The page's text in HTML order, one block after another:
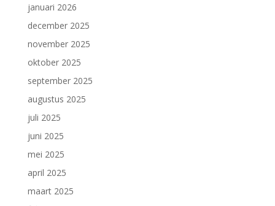
januari 2026
december 2025
november 2025
oktober 2025
september 2025
augustus 2025
juli 2025
juni 2025
mei 2025
april 2025
maart 2025